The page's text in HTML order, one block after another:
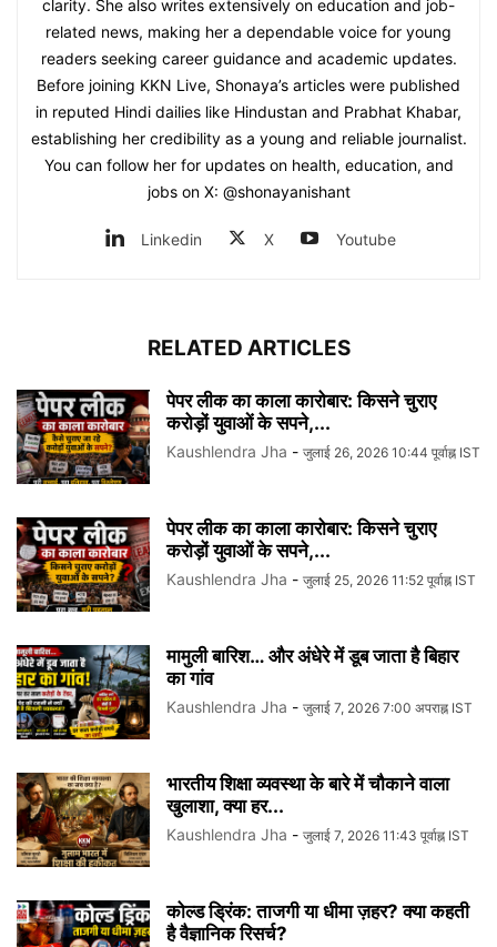
clarity. She also writes extensively on education and job-
related news, making her a dependable voice for young
readers seeking career guidance and academic updates.
Before joining KKN Live, Shonaya’s articles were published
in reputed Hindi dailies like Hindustan and Prabhat Khabar,
establishing her credibility as a young and reliable journalist.
You can follow her for updates on health, education, and
jobs on X: @shonayanishant
Linkedin X Youtube
RELATED ARTICLES
पेपर लीक का काला कारोबार: किसने चुराए
करोड़ों युवाओं के सपने,...
Kaushlendra Jha - जुलाई 26, 2026 10:44 पूर्वाह्न IST
पेपर लीक का काला कारोबार: किसने चुराए
करोड़ों युवाओं के सपने,...
Kaushlendra Jha - जुलाई 25, 2026 11:52 पूर्वाह्न IST
मामुली बारिश… और अंधेरे में डूब जाता है बिहार
का गांव
Kaushlendra Jha - जुलाई 7, 2026 7:00 अपराह्न IST
भारतीय शिक्षा व्यवस्था के बारे में चौकाने वाला
खुलाशा, क्या हर...
Kaushlendra Jha - जुलाई 7, 2026 11:43 पूर्वाह्न IST
कोल्ड ड्रिंक: ताजगी या धीमा ज़हर? क्या कहती
है वैज्ञानिक रिसर्च?